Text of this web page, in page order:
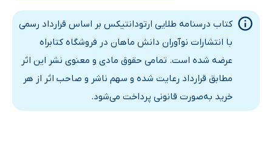
کتاب درسنامه طلایی ارتودانتیکس بر اساس قرارداد رسمی
با انتشارات نوآوران دانش ماهان در فروشگاه کتابراه
عرضه شده است. تمامی حقوق مادی و معنوی نشر این اثر
مطابق قرارداد رعایت شده و سهم ناشر و صاحب اثر از هر
خرید به‌صورت قانونی پرداخت می‌شود.